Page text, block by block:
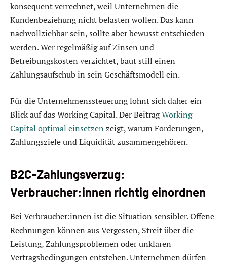
konsequent verrechnet, weil Unternehmen die
Kundenbeziehung nicht belasten wollen. Das kann
nachvollziehbar sein, sollte aber bewusst entschieden
werden. Wer regelmäßig auf Zinsen und
Betreibungskosten verzichtet, baut still einen
Zahlungsaufschub in sein Geschäftsmodell ein.
Für die Unternehmenssteuerung lohnt sich daher ein
Blick auf das Working Capital. Der BeitragWorking
Capital optimal einsetzen zeigt, warum Forderungen,
Zahlungsziele und Liquidität zusammengehören.
B2C-Zahlungsverzug:
Verbraucher:innen richtig einordnen
Bei Verbraucher:innen ist die Situation sensibler. Offene
Rechnungen können aus Vergessen, Streit über die
Leistung, Zahlungsproblemen oder unklaren
Vertragsbedingungen entstehen. Unternehmen dürfen